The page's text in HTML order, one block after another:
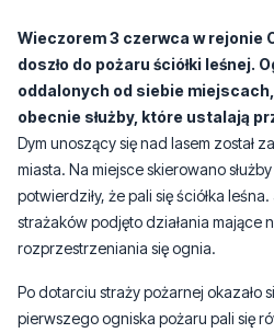
Wieczorem 3 czerwca w rejonie
doszło do pożaru ściółki leśnej.
oddalonych od siebie
obecnie służby, które ustalają
Dym unoszący się nad lasem został
miasta. Na miejsce skierowano
potwierdziły, że pali się ściółka
strażaków podjęto działania mające
rozprzestrzeniania się ognia.
Po dotarciu straży pożarnej okazało
pierwszego ogniska pożaru pali się